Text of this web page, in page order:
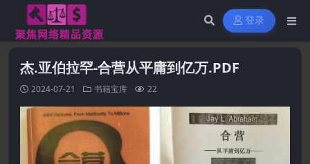
登录
杰.亚伯拉罕-合营从平庸到亿万.PDF
2024-07-21 书籍宝库 22